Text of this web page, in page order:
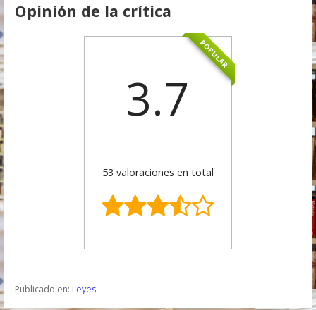
Opinión de la crítica
POPULAR
3.7
53 valoraciones en total
Publicado en: Leyes